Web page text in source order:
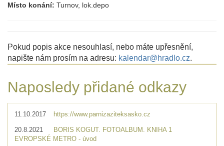
Místo konání: Turnov, lok.depo
Pokud popis akce nesouhlasí, nebo máte upřesnění,
napište nám prosím na adresu: kalendar@hradlo.cz.
Naposledy přidané odkazy
11.10.2017 https://www.parnizaziteksasko.cz
20.8.2021
BORIS KOGUT. FOTOALBUM. KNIHA 1
EVROPSKÉ METRO - úvod